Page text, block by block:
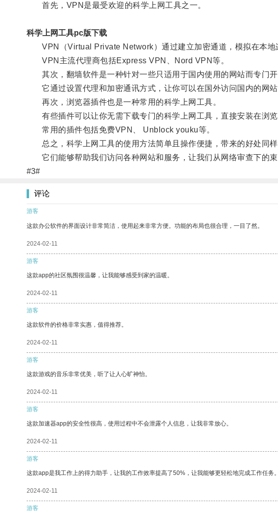
首先，VPN是最受欢迎的科学上网工具之一。
科学上网工具pc版下载
VPN（Virtual Private Network）通过建立加密通道，模拟在本地
VPN主流代理商包括Express VPN、Nord VPN等。
其次，翻墙软件是一种针对一些只适用于国内使用的网站而专门开
它通过设置代理和加密通讯方式，让你可以在国外访问国内的网站
再次，浏览器插件也是一种常用的科学上网工具。
有些插件可以让你无需下载专门的科学上网工具，直接安装在浏览
常用的插件包括免费VPN、 Unblock youku等。
总之，科学上网工具的使用方法简单且操作便捷，带来的好处同样
它们能够帮助我们访问各种网站和服务，让我们从网络审查下的束
#3#
评论
游客
这款办公软件的界面设计非常简洁，使用起来非常方便。功能的布局也很合理，一目了然。
2024-02-11
游客
这款app的社区氛围很温馨，让我能够感受到家的温暖。
2024-02-11
游客
这款软件的价格非常实惠，值得推荐。
2024-02-11
游客
这款游戏的音乐非常优美，听了让人心旷神怡。
2024-02-11
游客
这款加速器app的安全性很高，使用过程中不会泄露个人信息，让我非常放心。
2024-02-11
游客
这款app是我工作上的得力助手，让我的工作效率提高了50%，让我能够更轻松地完成工作任务。
2024-02-11
游客